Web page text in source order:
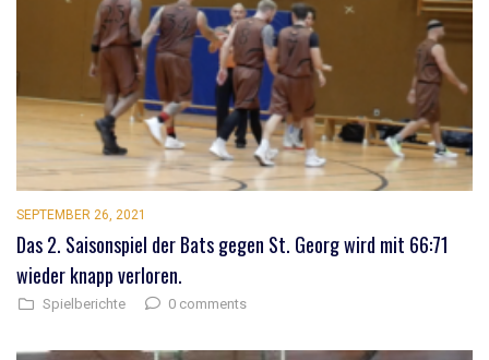
SEPTEMBER 26, 2021
Das 2. Saisonspiel der Bats gegen St. Georg wird mit 66:71
wieder knapp verloren.
Spielberichte 0 comments